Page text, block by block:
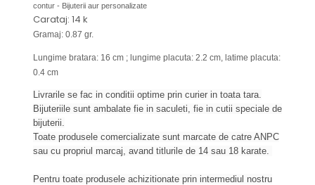
contur - Bijuterii aur personalizate
Carataj: 14 k
Gramaj: 0.87 gr.
Lungime bratara: 16 cm ; lungime placuta: 2.2 cm, latime placuta:
0.4 cm
Livrarile se fac in conditii optime prin curier in toata tara.
Bijuteriile sunt ambalate fie in saculeti, fie in cutii speciale de
bijuterii.
Toate produsele comercializate sunt marcate de catre ANPC
sau cu propriul marcaj, avand titlurile de 14 sau 18 karate.
Pentru toate produsele achizitionate prin intermediul nostru